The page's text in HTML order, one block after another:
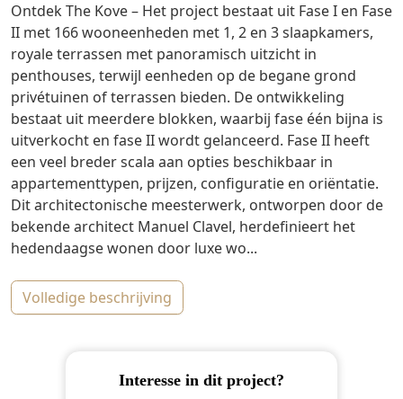
Ontdek The Kove – Het project bestaat uit Fase I en Fase
II met 166 wooneenheden met 1, 2 en 3 slaapkamers,
royale terrassen met panoramisch uitzicht in
penthouses, terwijl eenheden op de begane grond
privétuinen of terrassen bieden. De ontwikkeling
bestaat uit meerdere blokken, waarbij fase één bijna is
uitverkocht en fase II wordt gelanceerd. Fase II heeft
een veel breder scala aan opties beschikbaar in
appartementtypen, prijzen, configuratie en oriëntatie.
Dit architectonische meesterwerk, ontworpen door de
bekende architect Manuel Clavel, herdefinieert het
hedendaagse wonen door luxe wo...
volledige beschrijving
Interesse in dit project?